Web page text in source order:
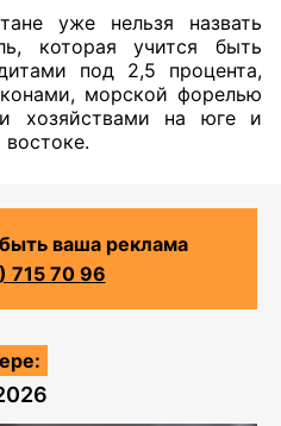
уже нельзя назвать
которая учится быть
под 2,5 процента,
морской форелью
хозяйствами на юге и
ваша реклама
715 70 96